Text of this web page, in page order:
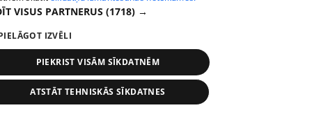
pirms 1 nedēļas, 1 dienas
Melleņu zelta drudzis: kas nosaka iepirkuma
VISUS PARTNERUS (1718) →
IZVĒLI
PIEKRIST VISĀM SĪKDATNĒM
ATSTĀT TEHNISKĀS SĪKDATNES